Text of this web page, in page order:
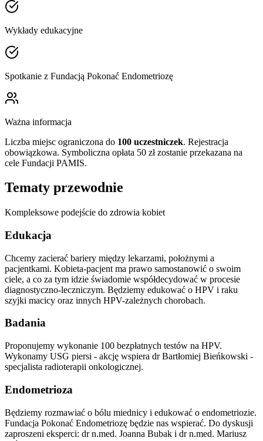
Wykłady edukacyjne
Spotkanie z Fundacją Pokonać Endometriozę
Ważna informacja
Liczba miejsc ograniczona do 100 uczestniczek. Rejestracja
obowiązkowa. Symboliczna opłata 50 zł zostanie przekazana na
cele Fundacji PAMIS.
Tematy przewodnie
Kompleksowe podejście do zdrowia kobiet
Edukacja
Chcemy zacierać bariery między lekarzami, położnymi a
pacjentkami. Kobieta-pacjent ma prawo samostanowić o swoim
ciele, a co za tym idzie świadomie współdecydować w procesie
diagnostyczno-leczniczym. Będziemy edukować o HPV i raku
szyjki macicy oraz innych HPV-zależnych chorobach.
Badania
Proponujemy wykonanie 100 bezpłatnych testów na HPV.
Wykonamy USG piersi - akcję wspiera dr Bartłomiej Bieńkowski -
specjalista radioterapii onkologicznej.
Endometrioza
Będziemy rozmawiać o bólu miednicy i edukować o endometriozie.
Fundacja Pokonać Endometriozę będzie nas wspierać. Do dyskusji
zaproszeni eksperci: dr n.med. Joanna Bubak i dr n.med. Mariusz